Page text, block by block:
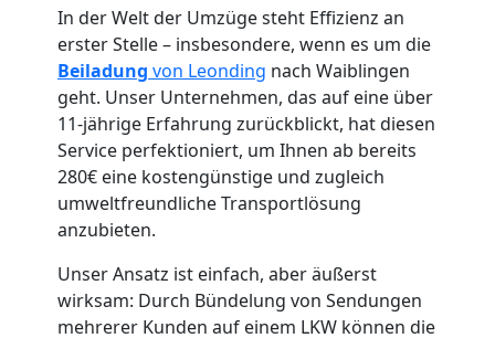
In der Welt der Umzüge steht Effizienz an
erster Stelle – insbesondere, wenn es um die
Beiladung von Leonding nach Waiblingen
geht. Unser Unternehmen, das auf eine über
11-jährige Erfahrung zurückblickt, hat diesen
Service perfektioniert, um Ihnen ab bereits
280€ eine kostengünstige und zugleich
umweltfreundliche Transportlösung
anzubieten.
Unser Ansatz ist einfach, aber äußerst
wirksam: Durch Bündelung von Sendungen
mehrerer Kunden auf einem LKW können die
Umzugshelfer
Leonding
Möbeltaxi
Leonding
Kleintransport